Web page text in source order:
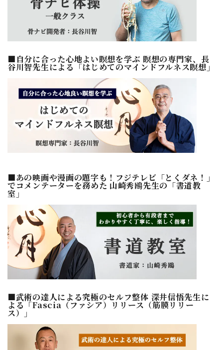
■自分に合った心地よい瞑想を学ぶ 瞑想の専門家、長
谷川智先生による「はじめてのマインドフルネス瞑想」
■あの映画や漫画の題字も！フジテレビ「とくダネ！」
でコメンテーターを務めた 山崎秀鴎先生の「書道教
室」
■武術の達人による究極のセルフ整体 深井信悟先生に
よる「Fascia（ファシア）リリース（筋膜リリー
ス）」